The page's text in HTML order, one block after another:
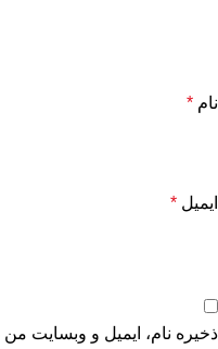
نام *
ایمیل *
ذخیره نام، ایمیل و وبسایت